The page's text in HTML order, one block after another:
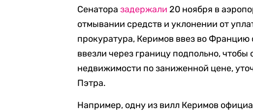
Сенаторазадержали 20 ноября в
отмывании средств и уклонении от
прокуратура, Керимов ввез во
ввезли через границу подпольно, чтобы
недвижимости по заниженной цене,
Пэтра.
Например, одну из вилл Керимов